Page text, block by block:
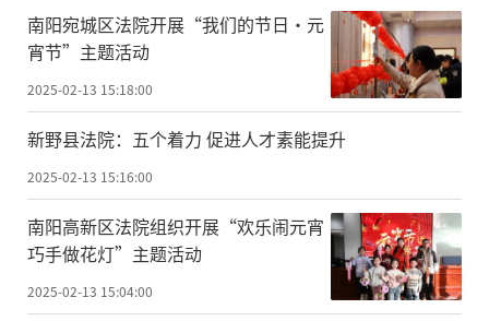
南阳宛城区法院开展“我们的节日·元
宵节”主题活动
2025-02-13 15:18:00
新野县法院：五个着力 促进人才素能提升
2025-02-13 15:16:00
南阳高新区法院组织开展“欢乐闹元宵
巧手做花灯”主题活动
2025-02-13 15:04:00